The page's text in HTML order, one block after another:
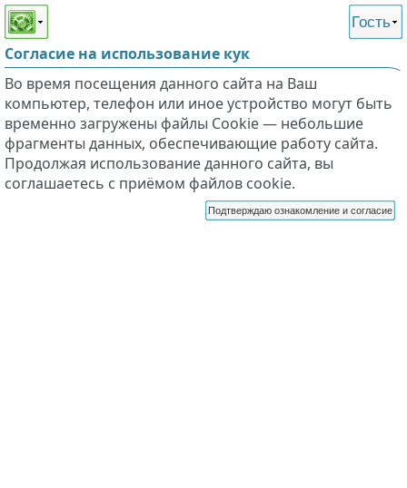
Этот сайт поддерживает
слабовидящих
Гость
Согласие на использование кук
Во время посещения данного сайта на Ваш
компьютер, телефон или иное устройство могут быть
временно загружены файлы Cookie — небольшие
фрагменты данных, обеспечивающие работу сайта.
Продолжая использование данного сайта, вы
соглашаетесь с приёмом файлов cookie.
Подтверждаю ознакомление и согласие